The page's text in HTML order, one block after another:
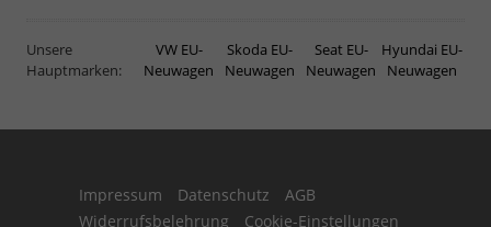
Unsere
Hauptmarken:
VW EU-
Neuwagen
Skoda EU-
Neuwagen
Seat EU-
Neuwagen
Hyundai EU-
Neuwagen
Impressum Datenschutz
AGB
Widerrufsbelehrung
Cookie-Einstellungen